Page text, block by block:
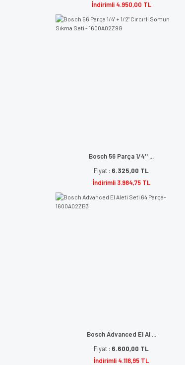
İndirimli 4.950,00 TL
Bosch 56 Parça 1/4'' ...
Fiyat : 6.325,00 TL
İndirimli 3.984,75 TL
Bosch Advanced El Al ...
Fiyat : 6.600,00 TL
İndirimli 4.118,95 TL